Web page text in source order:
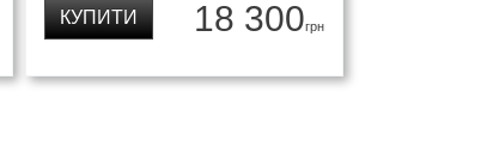
18 300грн
КУПИТИ